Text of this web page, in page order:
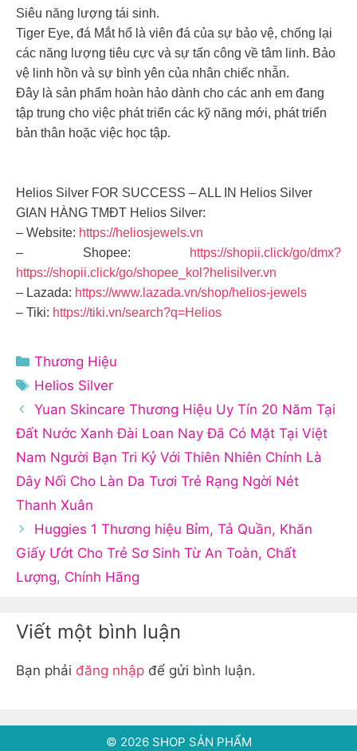
Siêu năng lượng tái sinh.
Tiger Eye, đá Mắt hổ là viên đá của sự bảo vệ, chống lại
các năng lượng tiêu cực và sự tấn công về tâm linh. Bảo
vệ linh hồn và sự bình yên của nhân chiếc nhẫn.
Đây là sản phẩm hoàn hảo dành cho các anh em đang
tập trung cho việc phát triển các kỹ năng mới, phát triển
bản thân hoặc việc học tập.
Helios Silver FOR SUCCESS – ALL IN Helios Silver
GIAN HÀNG TMĐT Helios Silver:
– Website: https://heliosjewels.vn
– Shopee:
https://shopii.click/go/dmx?
https://shopii.click/go/shopee_kol?helisilver.vn
– Lazada: https://www.lazada.vn/shop/helios-jewels
– Tiki: https://tiki.vn/search?q=Helios
Danh
mục
Thương Hiệu
Thẻ
Helios Silver
Yuan Skincare Thương Hiệu Uy Tín 20 Năm Tại
Đất Nước Xanh Đài Loan Nay Đã Có Mặt Tại Việt
Nam Người Bạn Tri Kỷ Với Thiên Nhiên Chính Là
Dây Nối Cho Làn Da Tươi Trẻ Rạng Ngời Nét
Thanh Xuân
Huggies 1 Thương hiệu Bỉm, Tả Quần, Khăn
Giấy Ướt Cho Trẻ Sơ Sinh Từ An Toàn, Chất
Lượng, Chính Hãng
Viết một bình luận
Bạn phải đăng nhập để gửi bình luận.
© 2026 SHOP SẢN PHẨM